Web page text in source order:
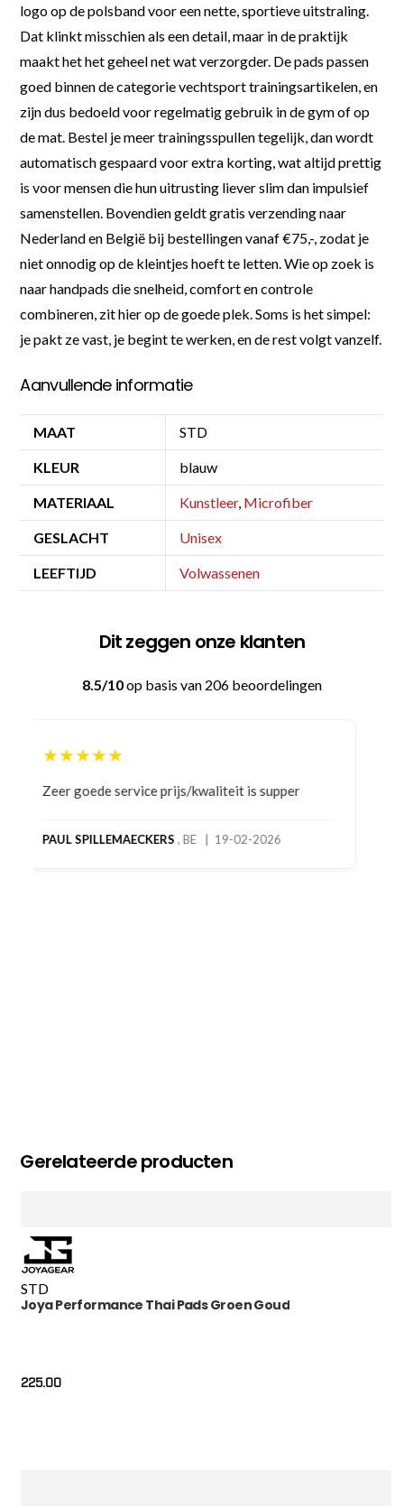
logo op de polsband voor een nette, sportieve uitstraling.
Dat klinkt misschien als een detail, maar in de praktijk
maakt het het geheel net wat verzorgder. De pads passen
goed binnen de categorie vechtsport trainingsartikelen, en
zijn dus bedoeld voor regelmatig gebruik in de gym of op
de mat. Bestel je meer trainingsspullen tegelijk, dan wordt
automatisch gespaard voor extra korting, wat altijd prettig
is voor mensen die hun uitrusting liever slim dan impulsief
samenstellen. Bovendien geldt gratis verzending naar
Nederland en België bij bestellingen vanaf €75,-, zodat je
niet onnodig op de kleintjes hoeft te letten. Wie op zoek is
naar handpads die snelheid, comfort en controle
combineren, zit hier op de goede plek. Soms is het simpel:
je pakt ze vast, je begint te werken, en de rest volgt vanzelf.
Aanvullende informatie
MAAT STD
KLEUR blauw
MATERIAAL Kunstleer, Microfiber
GESLACHT Unisex
LEEFTIJD Volwassenen
Dit zeggen onze klanten
8.5/10op basis van 206 beoordelingen
★★★★★
Bestelling gedaan vanwege goede prijzen en
bestelling al ontvangen met gifts, waardoor je
Gerelateerde producten
STD
Joya Performance Thai Pads Groen Goud
225.00